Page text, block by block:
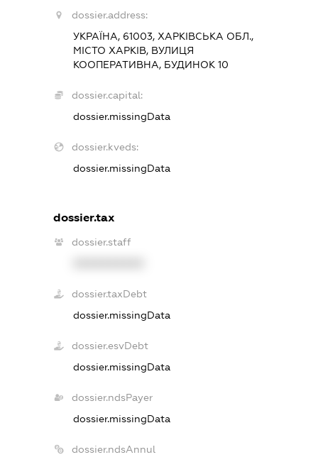
dossier.address:
УКРАЇНА, 61003, ХАРКІВСЬКА ОБЛ.,
МІСТО ХАРКІВ, ВУЛИЦЯ
КООПЕРАТИВНА, БУДИНОК 10
dossier.capital:
dossier.missingData
dossier.kveds:
dossier.missingData
dossier.tax
dossier.staff
dossier.taxDebt
dossier.missingData
dossier.esvDebt
dossier.missingData
dossier.ndsPayer
dossier.missingData
dossier.ndsAnnul